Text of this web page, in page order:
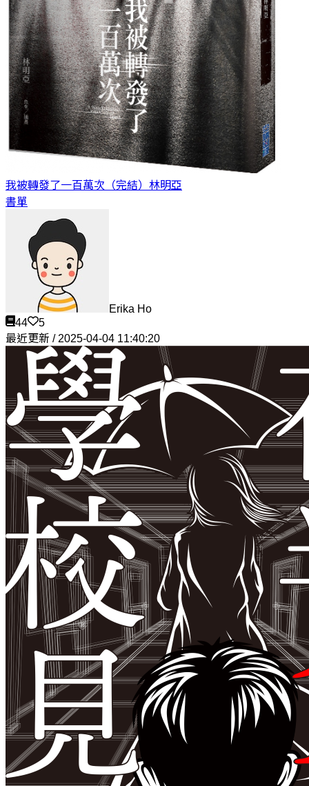
我被轉發了一百萬次（完結） 林明亞
書單
Erika Ho
44
5
最近更新 / 2025-04-04 11:40:20